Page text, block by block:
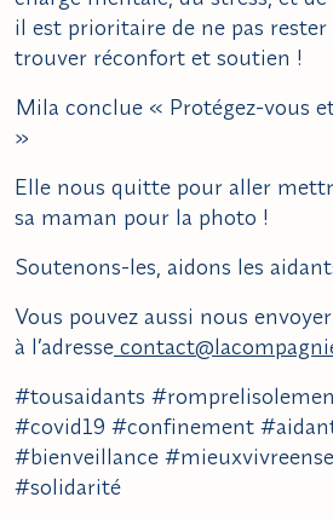
il est prioritaire de ne pas
trouver réconfort et soutien !
Mila conclue « Protégez-vous
»
Elle nous quitte pour aller
sa maman pour la photo !
Soutenons-les, aidons les
Vous pouvez aussi nous
à l’adresse
#tousaidants
#covid19 #confinement
#bienveillance
#solidarité